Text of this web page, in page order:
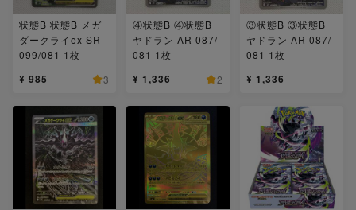
状態B 状態B メガ
ダークライex SR
099/081 1枚
¥ 985 3
④状態B ④状態B
ヤドラン AR 087/
081 1枚
¥ 1,336 2
③状態B ③状態B
ヤドラン AR 087/
081 1枚
¥ 1,336